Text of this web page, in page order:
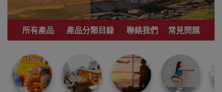
專業戶外運動品
牌 致力提供銷售
優質登山、行
山、露營用品。
登山、攀岩、徒
步、露營等戶外
運動中設計開發
產品。
所有產品 產品分類目錄 聯絡我們 常見問題